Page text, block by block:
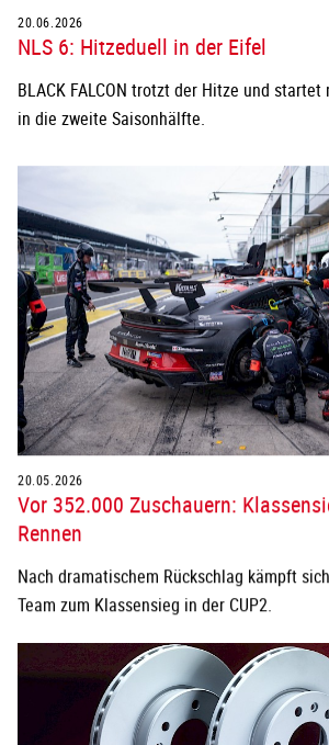
20.06.2026
NLS 6: Hitzeduell in der Eifel
BLACK FALCON trotzt der Hitze und
in die zweite Saisonhälfte.
20.05.2026
Vor 352.000 Zuschauern:
Rennen
Nach dramatischem Rückschlag kämpft
Team zum Klassensieg in der CUP2.